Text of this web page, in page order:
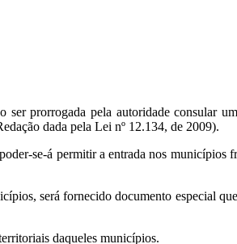
prorrogada pela autoridade consular
dada pela Lei nº 12.134, de 2009).
se-á permitir a entrada nos municípios
será fornecido documento especial
daqueles municípios.